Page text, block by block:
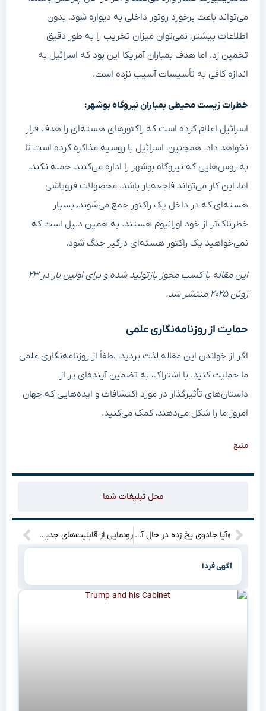
می‌تواند باعث برخورد روتور داخلی به دیواره شود. بدون
اطلاعات بیشتر، نمی‌توان میزان تخریب را به طور دقیق
تخمین زد. اما هدف بمباران آمریکا این بود که اسرائیل به
اندازه کافی به تأسیسات آسیب نزده است.
خطرات زیست محیطی بمباران نیروگاه بوشهر:
اسرائیل اعلام کرده است که راکتورهای هسته‌ای را هدف قرار
نخواهد داد. همچنین، اسرائیل با روسیه مذاکره کرده است تا
به روس‌هایی که نیروگاه بوشهر را اداره می‌کنند، حمله نکند.
اما، این کار می‌تواند فاجعه‌بار باشد. محصولات فروپاشی
هسته‌ای که در داخل یک راکتور جمع می‌شوند، بسیار
خطرناک‌تر از خود اورانیوم هستند. به همین دلیل است که
نمی‌خواهید یک راکتور هسته‌ای درگیر جنگ شود.
این مقاله با کسب مجوز بازتولید شده و برای اولین بار در ۲۳
ژوئن ۲۰۲۵ منتشر شد.
حمایت از روزنامه‌نگاری علمی
اگر از خواندن این مقاله لذت بردید، لطفاً از روزنامه‌نگاری علمی
ما حمایت کنید. با اشتراک، به تضمین آینده‌ای پر از
داستان‌های تأثیرگذار در مورد اکتشافات و ایده‌هایی که جهان
امروز ما را شکل می‌دهند، کمک می‌کنید.
منبع
محل تبلیغات شما
«آیا جادوی یخ زده در حال آب شدن است؟ اعترافات تکان‌دهنده جاش گد درباره Frozen ۳ و ۴!» رونمایی از قابلیت‌های جدید جاباما در تابستان ۱۴۰۴
آگهی فردا